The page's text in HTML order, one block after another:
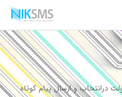
درانتخاب و ارسال پیام کوتاه